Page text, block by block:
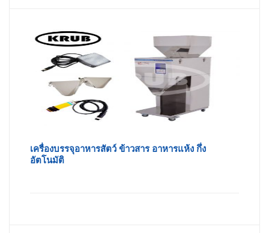
เครื่องบรรจุอาหารสัตว์ ข้าวสาร อาหารแห้ง กึ่ง
อัตโนมัติ